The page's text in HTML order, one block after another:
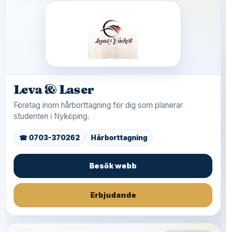
Leva & Laser
Företag inom hårborttagning för dig som planerar
studenten i Nyköping.
☎ 0703-370262 Hårborttagning
Besök webb
Erbjudande